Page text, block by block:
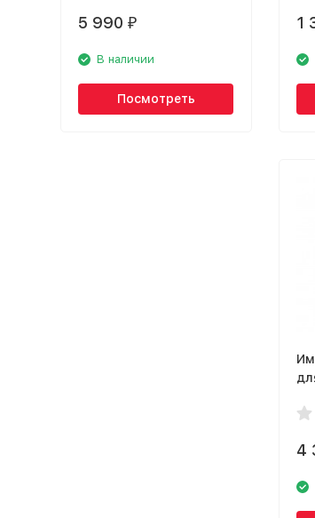
5 990 ₽
В наличии
Посмотреть
1
4